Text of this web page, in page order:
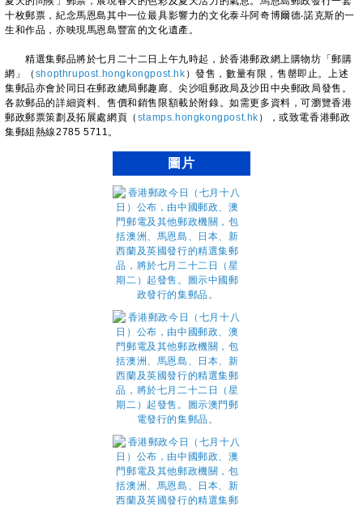
十枚郵票，紀念馬恩島其中一位最具影響力的文化泰斗阿奇博爾德‧諾克斯的一
生和作品，亦映現馬恩島豐富的文化遺產。
精選集郵品將於七月二十二日上午九時起，於香港郵政網上購物坊「郵購
網」（ shopthrupost.hongkongpost.hk ）發售，數量有限，售罄即止。上述
集郵品亦會於同日在郵政總局郵趣廊、尖沙咀郵政局及沙田中央郵政局發售。
各款郵品的詳細資料、售價和銷售限額載於附錄。如需更多資料，可瀏覽香港
郵政郵票策劃及拓展處網頁（ stamps.hongkongpost.hk ），或致電香港郵政
集郵組熱線2785 5711。
圖片